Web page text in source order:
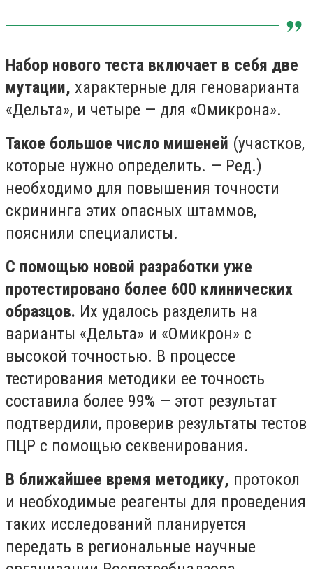
Набор нового теста включает в себя две
мутации, характерные для геноварианта
«Дельта», и четыре — для «Омикрона».
Такое большое число мишеней (участков,
которые нужно определить. — Ред.)
необходимо для повышения точности
скрининга этих опасных штаммов,
пояснили специалисты.
С помощью новой разработки уже
протестировано более 600 клинических
образцов. Их удалось разделить на
варианты «Дельта» и «Омикрон» с
высокой точностью. В процессе
тестирования методики ее точность
составила более 99% — этот результат
подтвердили, проверив результаты тестов
ПЦР с помощью секвенирования.
В ближайшее время методику, протокол
и необходимые реагенты для проведения
таких исследований планируется
передать в региональные научные